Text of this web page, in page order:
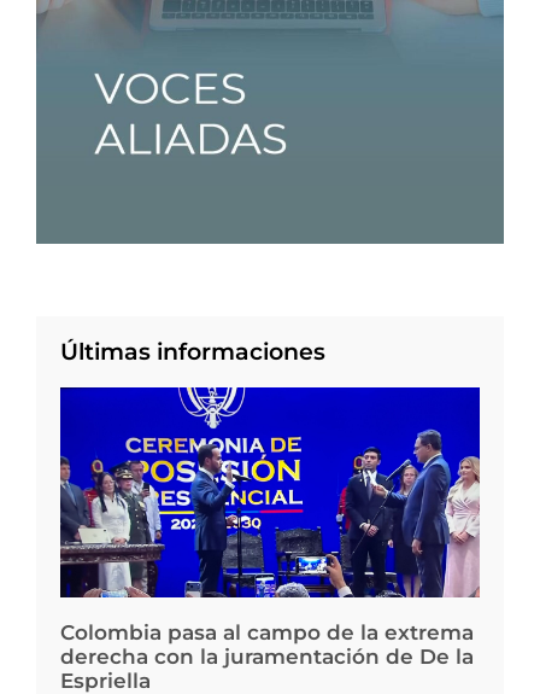
Últimas informaciones
Colombia pasa al campo de la extrema
derecha con la juramentación de De la
Espriella